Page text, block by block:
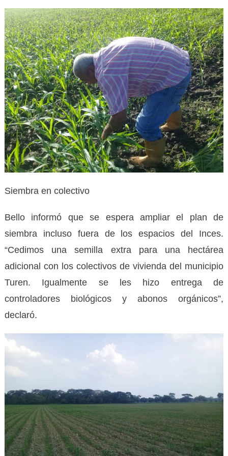
Siembra en colectivo
Bello informó que se espera ampliar el plan de
siembra incluso fuera de los espacios del Inces.
“Cedimos una semilla extra para una hectárea
adicional con los colectivos de vivienda del municipio
Turen. Igualmente se les hizo entrega de
controladores biológicos y abonos orgánicos”,
declaró.